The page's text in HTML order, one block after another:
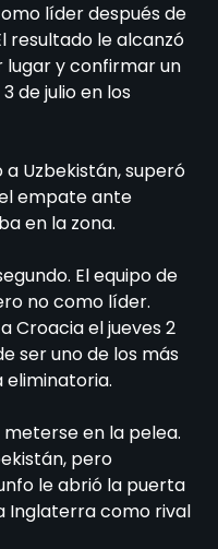
líder después de
resultado le alcanzó
y confirmar un
de julio en los
Uzbekistán, superó
empate ante
en la zona.
El equipo de
no como líder.
Croacia el jueves 2
ser uno de los más
en la pelea.
pero
le abrió la puerta
Inglaterra como rival